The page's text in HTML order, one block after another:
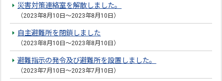
災害対策連絡室を解散しました。
（2023年8月10日～2023年8月10日）
自主避難所を閉鎖しました
（2023年8月10日～2023年8月10日）
避難指示の発令及び避難所を設置しました。
（2023年7月10日～2023年7月10日）